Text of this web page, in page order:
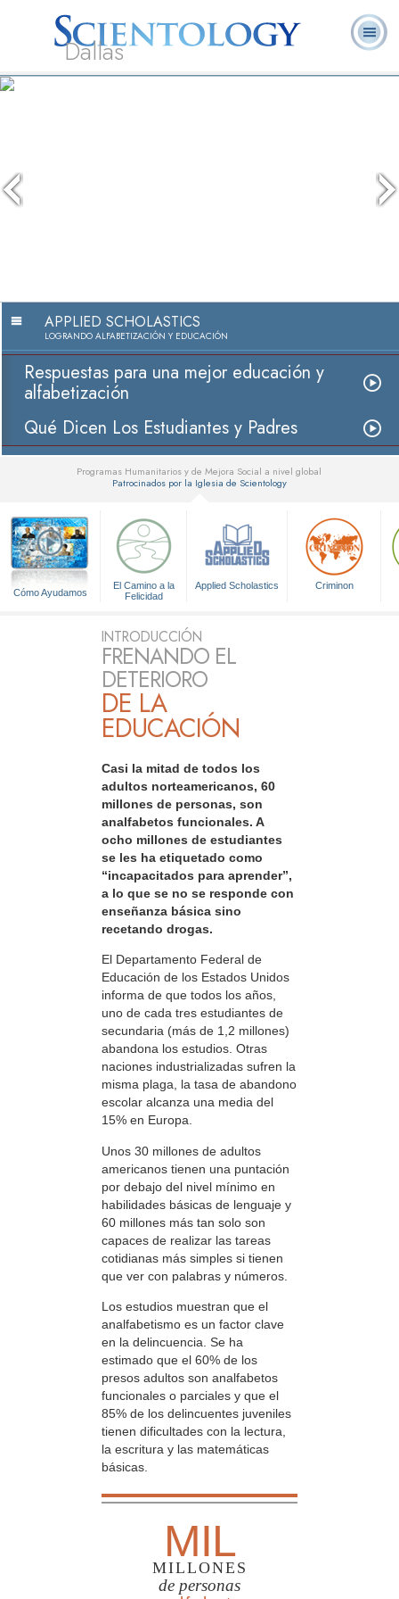
Dallas
Acerca de
Nosotros
APPLIED SCHOLASTICS
LOGRANDO ALFABETIZACIÓN Y EDUCACIÓN
Respuestas para una mejor educación y
alfabetización
Qué Dicen Los Estudiantes y Padres
Programas Humanitarios y de Mejora Social a nivel global
Patrocinados por la Iglesia de Scientology
Cómo Ayudamos
El Camino a la
Felicidad
Applied Scholastics Criminon
INTRODUCCIÓN
FRENANDO EL
DETERIORO
DE LA
EDUCACIÓN
Casi la mitad de todos los
adultos norteamericanos, 60
millones de personas, son
analfabetos funcionales. A
ocho millones de estudiantes
se les ha etiquetado como
“incapacitados para aprender”,
a lo que se no se responde con
enseñanza básica sino
recetando drogas.
El Departamento Federal de
Educación de los Estados Unidos
informa de que todos los años,
uno de cada tres estudiantes de
secundaria (más de 1,2 millones)
abandona los estudios. Otras
naciones industrializadas sufren la
misma plaga, la tasa de abandono
escolar alcanza una media del
15% en Europa.
Unos 30 millones de adultos
americanos tienen una puntación
por debajo del nivel mínimo en
habilidades básicas de lenguaje y
60 millones más tan solo son
capaces de realizar las tareas
cotidianas más simples si tienen
que ver con palabras y números.
Los estudios muestran que el
analfabetismo es un factor clave
en la delincuencia. Se ha
estimado que el 60% de los
presos adultos son analfabetos
funcionales o parciales y que el
85% de los delincuentes juveniles
tienen dificultades con la lectura,
la escritura y las matemáticas
básicas.
MIL
MILLONES
de personas